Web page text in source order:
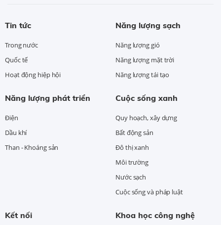
Tin tức
Trong nước
Quốc tế
Hoạt động hiệp hội
Năng lượng sạch
Năng lượng gió
Năng lượng mặt trời
Năng lượng tái tạo
Năng lượng phát triển
Điện
Dầu khí
Than - Khoáng sản
Cuộc sống xanh
Quy hoạch, xây dựng
Bất động sản
Đô thị xanh
Môi trường
Nước sạch
Cuộc sống và pháp luật
Kết nối Khoa học công nghệ